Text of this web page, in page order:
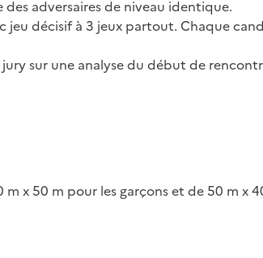
adversaires de niveau identique.
jeu décisif à 3 jeux partout. Chaque
sur une analyse du début de
x 50 m pour les garçons et de 50 m x